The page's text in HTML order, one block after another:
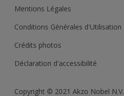
Mentions Légales
Conditions Générales d'Utilisation
Crédits photos
Déclaration d'accessibilité
Copyright © 2021 Akzo Nobel N.V.